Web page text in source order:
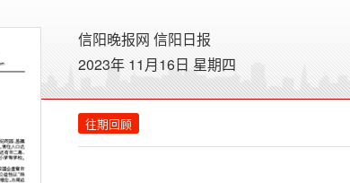
信阳晚报网 信阳日报
2023年 11月16日 星期四
往期回顾